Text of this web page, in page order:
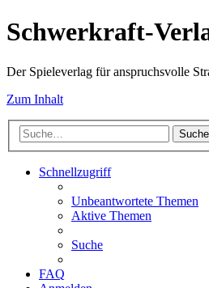
Schwerkraft-
Der Spieleverlag für anspruchsvolle
Zum Inhalt
Suche
Schnellzugriff
Unbeantwortete Themen
Aktive Themen
Suche
FAQ